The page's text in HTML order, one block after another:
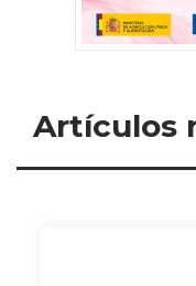
Artículos